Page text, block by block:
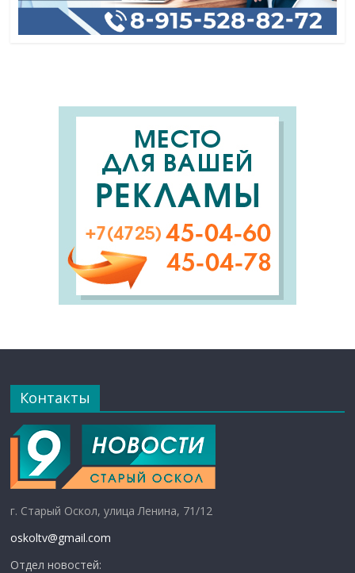
Контакты
г. Старый Оскол, улица Ленина, 71/12
oskoltv@gmail.com
Отдел новостей: